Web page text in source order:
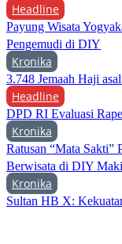
Headline
Payung Wisata
Pengemudi di DIY
Kronika
3.748 Jemaah Haji
Headline
DPD RI Evaluasi
Kronika
Ratusan “Mata Sakti”
Berwisata di DIY
Kronika
Sultan HB X: